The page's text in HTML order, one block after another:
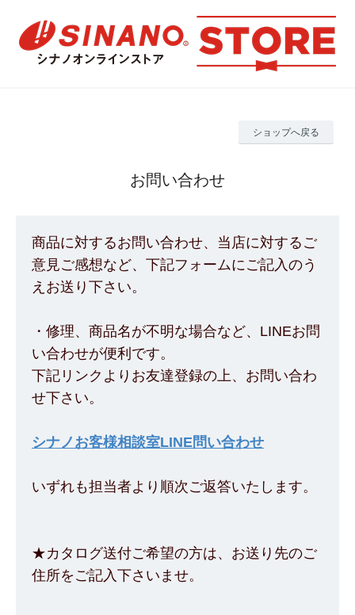
ショップへ戻る
お問い合わせ
商品に対するお問い合わせ、当店に対するご
意見ご感想など、下記フォームにご記入のう
えお送り下さい。
・修理、商品名が不明な場合など、LINEお問
い合わせが便利です。
下記リンクよりお友達登録の上、お問い合わ
せ下さい。
シナノお客様相談室LINE問い合わせ
いずれも担当者より順次ご返答いたします。
★カタログ送付ご希望の方は、お送り先のご
住所をご記入下さいませ。